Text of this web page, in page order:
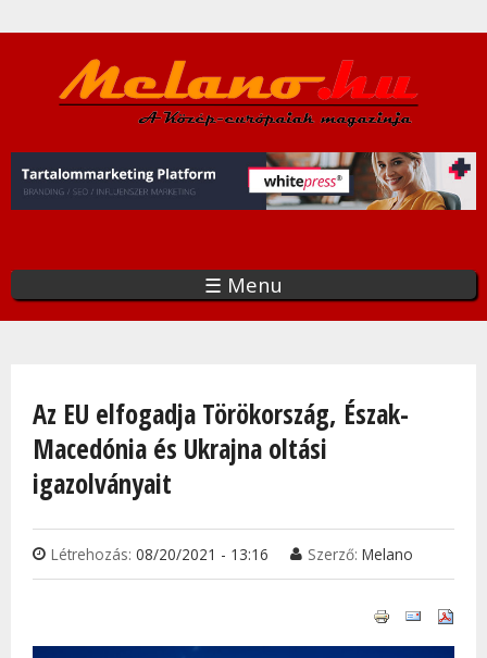
a
tartalomra
☰ Menu
Az EU elfogadja Törökország, Észak-
Macedónia és Ukrajna oltási
igazolványait
Létrehozás: 08/20/2021 - 13:16 Szerző: Melano